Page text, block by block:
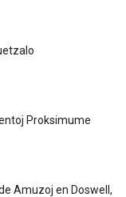
Proksimume
Amuzoj en Doswell,